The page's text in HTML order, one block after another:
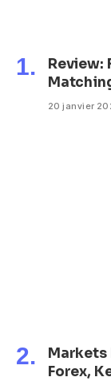
Review:
20 janvier
Markets
Forex,